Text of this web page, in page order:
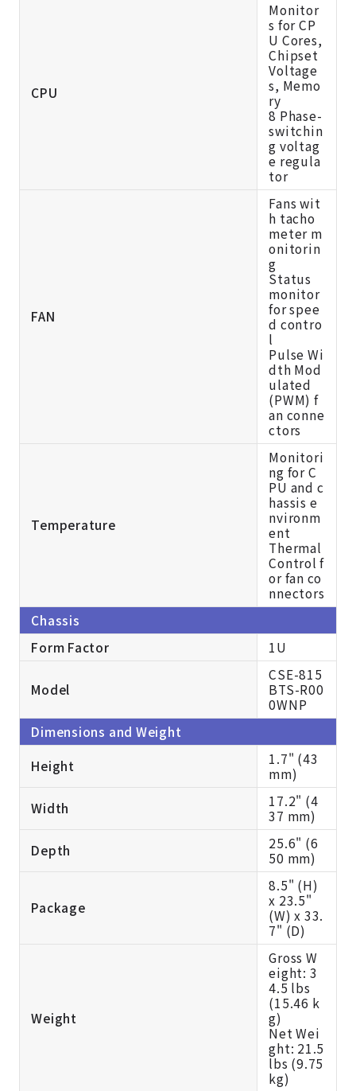
CPU
Monitor
s for CP
U Cores,
Chipset
Voltage
s, Memo
ry
8 Phase-
switchin
g voltag
e regula
tor
FAN
Fans wit
h tacho
meter m
onitorin
g
Status
monitor
for spee
d contro
l
Pulse Wi
dth Mod
ulated
(PWM) f
an conne
ctors
Temperature
Monitori
ng for C
PU and c
hassis e
nvironm
ent
Thermal
Control f
or fan co
nnectors
Chassis
Form Factor
1U
Model
CSE-815
BTS-R00
0WNP
Dimensions and Weight
Height
1.7" (43
mm)
Width
17.2" (4
37 mm)
Depth
25.6" (6
50 mm)
Package
8.5" (H)
x 23.5"
(W) x 33.
7" (D)
Weight
Gross W
eight: 3
4.5 lbs
(15.46 k
g)
Net Wei
ght: 21.5
lbs (9.75
kg)